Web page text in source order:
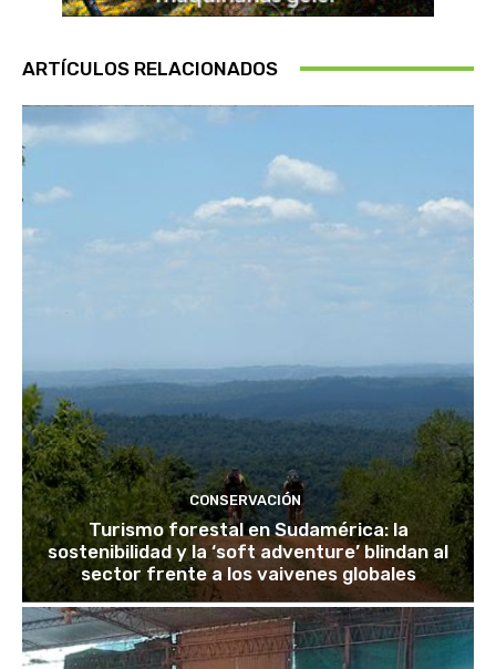
ARTÍCULOS RELACIONADOS
CONSERVACIÓN
Turismo forestal en Sudamérica: la
sostenibilidad y la ‘soft adventure’ blindan al
sector frente a los vaivenes globales